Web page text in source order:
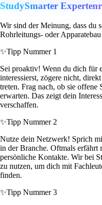
StudySmarter
Wir sind der Meinung, dass du
Rohrleitungs- oder
✨Tipp Nummer 1
Sei proaktiv! Wenn du dich für
interessierst, zögere nicht,
treten. Frag nach, ob sie offene
erwarten. Das zeigt dein
verschaffen.
✨Tipp Nummer 2
Nutze dein Netzwerk! Sprich
in der Branche. Oftmals erfährt
persönliche Kontakte. Wir bei
zu nutzen, um dich mit
finden.
✨Tipp Nummer 3